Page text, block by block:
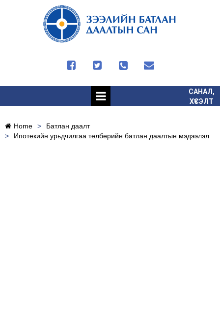
   
САНАЛ,
ХҮСЭЛТ
Home >
Батлан даалт
>
Ипотекийн урьдчилгаа төлбөрийн батлан даалтын мэдээлэл